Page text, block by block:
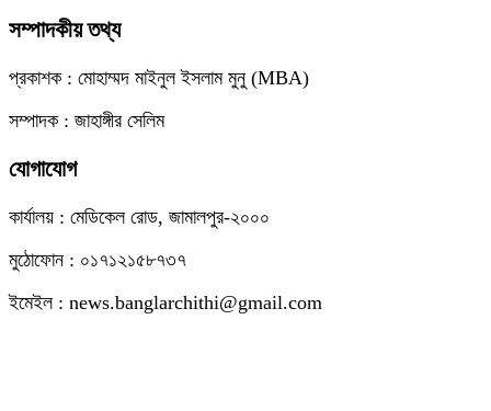
সম্পাদকীয় তথ্য
প্রকাশক : মোহাম্মদ মাইনুল ইসলাম মুনু (MBA)
সম্পাদক : জাহাঙ্গীর সেলিম
যোগাযোগ
কার্যালয় : মেডিকেল রোড, জামালপুর-২০০০
মুঠোফোন : ০১৭১২১৫৮৭৩৭
ইমেইল : news.banglarchithi@gmail.com